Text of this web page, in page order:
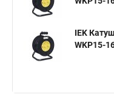
IEK
WKP15-